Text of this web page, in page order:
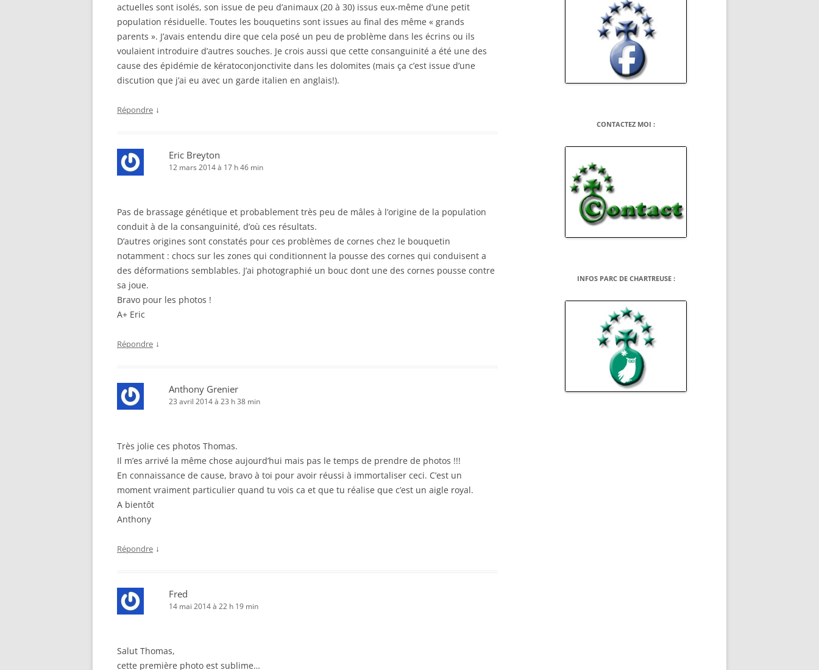
actuelles sont isolés, son issue de peu d’animaux (20 à 30) issus eux-même d’une petit
population résiduelle. Toutes les bouquetins sont issues au final des même « grands
parents ». J’avais entendu dire que cela posé un peu de problème dans les écrins ou ils
voulaient introduire d’autres souches. Je crois aussi que cette consanguinité a été une des
cause des épidémie de kératoconjonctivite dans les dolomites (mais ça c’est issue d’une
discution que j’ai eu avec un garde italien en anglais!).
Répondre ↓
Eric Breyton
12 mars 2014 à 17 h 46 min
Pas de brassage génétique et probablement très peu de mâles à l’origine de la population
conduit à de la consanguinité, d’où ces résultats.
D’autres origines sont constatés pour ces problèmes de cornes chez le bouquetin
notamment : chocs sur les zones qui conditionnent la pousse des cornes qui conduisent a
des déformations semblables. J’ai photographié un bouc dont une des cornes pousse contre
sa joue.
Bravo pour les photos !
A+ Eric
Répondre ↓
Anthony Grenier
23 avril 2014 à 23 h 38 min
Très jolie ces photos Thomas.
Il m’es arrivé la même chose aujourd’hui mais pas le temps de prendre de photos !!!
En connaissance de cause, bravo à toi pour avoir réussi à immortaliser ceci. C’est un
moment vraiment particulier quand tu vois ca et que tu réalise que c’est un aigle royal.
A bientôt
Anthony
Répondre ↓
Fred
14 mai 2014 à 22 h 19 min
Salut Thomas,
cette première photo est sublime…
CONTACTEZ MOI :
INFOS PARC DE CHARTREUSE :